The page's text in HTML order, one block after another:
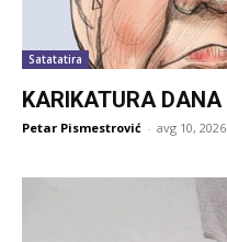
Satatatira
KARIKATURA DANA
Petar Pismestrović - avg 10, 2026